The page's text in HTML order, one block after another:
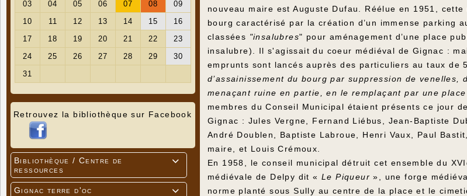
Retrouvez la bibliothèque sur Facebook

Bibliothèque / Centre de
ressources

Gignac terre d'oc
nouveau maire est Auguste Dufau. Réélue en 1951,
bourg caractérisé par la création d’un immense parking
classées "insalubres" pour aménagement d’une place
insalubre). Il s'agissait du coeur médiéval de Gignac :
emprunts sont lancés auprès des particuliers au taux de
d’assainissement du bourg par suppression de
menaçant ruine en partie, en le remplaçant par une
membres du Conseil Municipal étaient présents ce jour
Gignac : Jules Vergne, Fernand Liébus, Jean-Baptiste
André Doublen, Baptiste Labroue, Henri Vaux, Paul
maire, et Louis Crémoux.
En 1958, le conseil municipal détruit cet ensemble du
médiévale de Delpy dit « Le Piqueur», une forge
norme planté sous Sully au centre de la place et le